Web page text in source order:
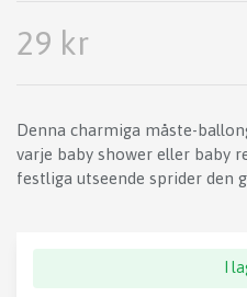
29 kr
Denna charmiga måste-
varje baby shower eller baby
festliga utseende sprider den
I